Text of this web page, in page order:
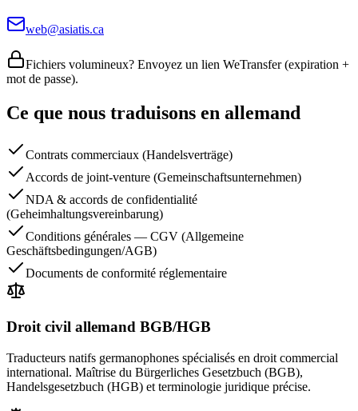
web@asiatis.ca
Fichiers volumineux? Envoyez un lien WeTransfer (expiration +
mot de passe).
Ce que nous traduisons en allemand
Contrats commerciaux (Handelsverträge)
Accords de joint-venture (Gemeinschaftsunternehmen)
NDA & accords de confidentialité
(Geheimhaltungsvereinbarung)
Conditions générales — CGV (Allgemeine
Geschäftsbedingungen/AGB)
Documents de conformité réglementaire
Droit civil allemand BGB/HGB
Traducteurs natifs germanophones spécialisés en droit commercial
international. Maîtrise du Bürgerliches Gesetzbuch (BGB),
Handelsgesetzbuch (HGB) et terminologie juridique précise.